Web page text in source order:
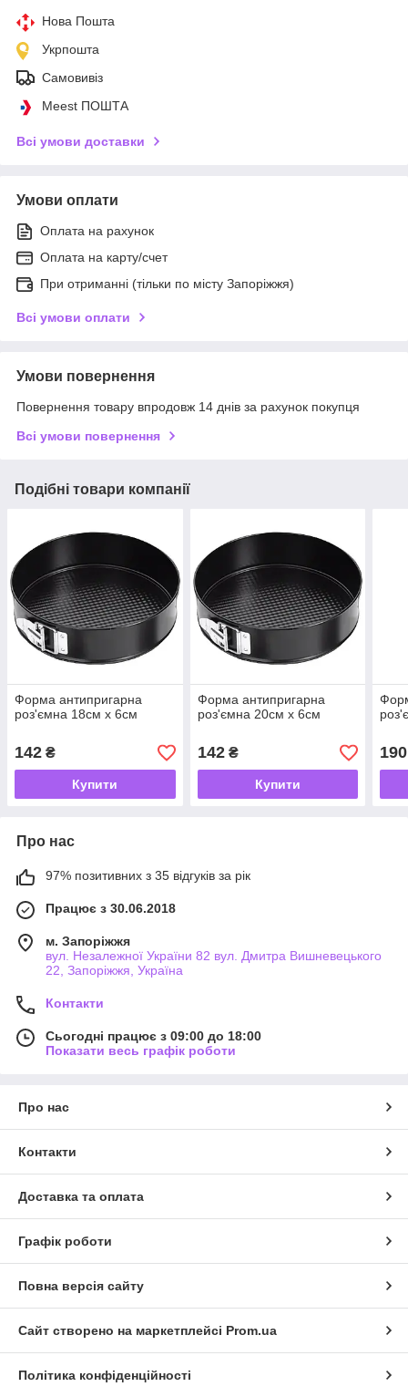
Нова Пошта
Укрпошта
Самовивіз
Meest ПОШТА
Всі умови доставки
Умови оплати
Оплата на рахунок
Оплата на карту/счет
При отриманні (тільки по місту Запоріжжя)
Всі умови оплати
Умови повернення
Повернення товару впродовж 14 днів за рахунок покупця
Всі умови повернення
Подібні товари компанії
Форма антипригарна
роз'ємна 18см х 6см
142 ₴
Купити
Форма антипригарна
роз'ємна 20см х 6см
142₴
Купити
190
Про нас
97% позитивних з 35 відгуків за рік
Працює з 30.06.2018
м. Запоріжжя
вул. Незалежної України 82 вул. Дмитра Вишневецького
22, Запоріжжя, Україна
Контакти
Сьогодні працює з 09:00 до 18:00
Показати весь графік роботи
Про нас
Контакти
Доставка та оплата
Графік роботи
Повна версія сайту
Сайт створено на маркетплейсі Prom.ua
Політика конфіденційності